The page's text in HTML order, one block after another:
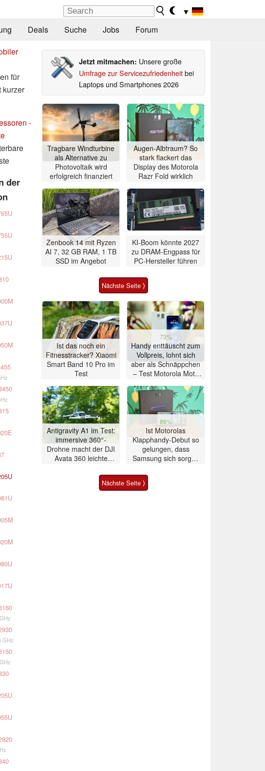
▼
Deals Suche Jobs Forum
für
kurzer
-
der
GHz
Jetzt mitmachen: Unsere große
Umfrage zur Servicezufriedenheitbei
Laptops und Smartphones 2026
Tragbare Windturbine
als Alternative zu
Photovoltaik wird
erfolgreich finanziert
Augen-Albtraum? So
stark flackert das
Display des Motorola
Razr Fold wirklich
Zenbook 14 mit Ryzen
AI 7, 32 GB RAM, 1 TB
SSD im Angebot
KI-Boom könnte 2027
zu DRAM-Engpass für
PC-Hersteller führen
Nächste Seite ⟩
Ist das noch ein
Fitnesstracker? Xiaomi
Smart Band 10 Pro im
Test
73%
Handy enttäuscht zum
Vollpreis, lohnt sich
aber als Schnäppchen
– Test Motorola Moto
Antigravity A1 im Test:
immersive 360°-
Drohne macht der DJI
Avata 360 leichte
86%
Ist Motorolas
Klapphandy-Debut so
gelungen, dass
Samsung sich sorgen
Smartphone im Test
Nächste Seite ⟩